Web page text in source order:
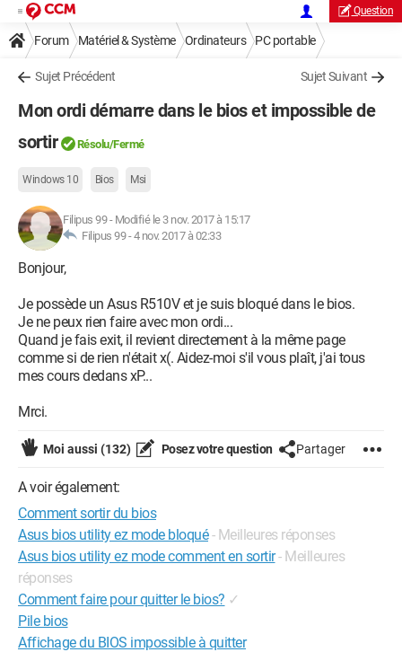
Question
Forum Matériel & Système Ordinateurs PC portable
Sujet Précédent Sujet Suivant
Mon ordi démarre dans le bios et impossible de
sortir
Résolu/Fermé
Windows 10 Bios Msi
Filipus 99- Modifié le 3 nov. 2017 à 15:17
Filipus 99 -4 nov. 2017 à 02:33
Bonjour,
Je possède un Asus R510V et je suis bloqué dans le bios.
Je ne peux rien faire avec mon ordi...
Quand je fais exit, il revient directement à la même page
comme si de rien n'était x(. Aidez-moi s'il vous plaît, j'ai tous
mes cours dedans xP...
Mrci.
Moi aussi (132) Posez votre question Partager
A voir également:
Comment sortir du bios
Asus bios utility ez mode bloqué - Meilleures réponses
Asus bios utility ez mode comment en sortir- Meilleures
réponses
Comment faire pour quitter le bios? ✓
Pile bios
Affichage du BIOS impossible à quitter